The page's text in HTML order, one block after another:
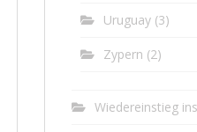
Uruguay (3)
Zypern (2)
Wiedereinstieg